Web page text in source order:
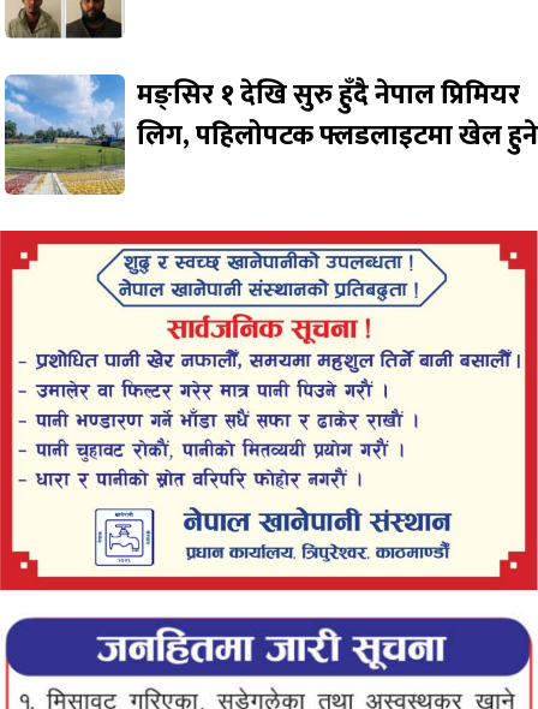
मङ्सिर १ देखि सुरु हुँदै नेपाल प्रिमियर
लिग, पहिलोपटक फ्लडलाइटमा खेल हुने